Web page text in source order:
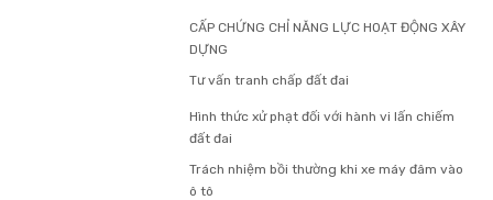
CẤP CHỨNG CHỈ NĂNG LỰC HOẠT ĐỘNG XÂY
DỰNG
Tư vấn tranh chấp đất đai
Hình thức xử phạt đối với hành vi lấn chiếm
đất đai
Trách nhiệm bồi thường khi xe máy đâm vào
ô tô